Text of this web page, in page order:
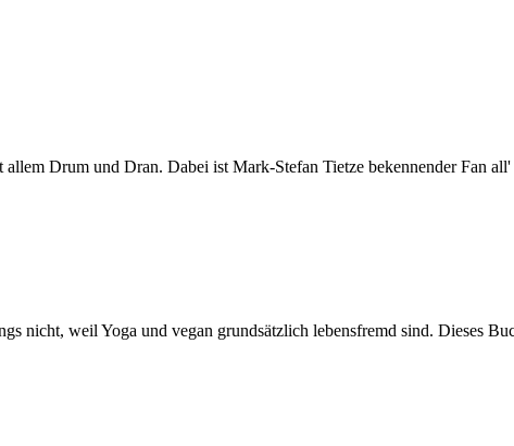
allem Drum und Dran. Dabei ist Mark-Stefan Tietze bekennender Fan
nicht, weil Yoga und vegan grundsätzlich lebensfremd sind. Dieses